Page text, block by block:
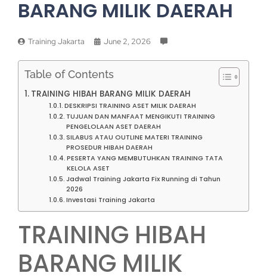
BARANG MILIK DAERAH
Training Jakarta June 2, 2026
Table of Contents
TRAINING HIBAH BARANG MILIK DAERAH
DESKRIPSI TRAINING ASET MILIK DAERAH
TUJUAN DAN MANFAAT MENGIKUTI TRAINING
PENGELOLAAN ASET DAERAH
SILABUS ATAU OUTLINE MATERI TRAINING
PROSEDUR HIBAH DAERAH
PESERTA YANG MEMBUTUHKAN TRAINING TATA
KELOLA ASET
Jadwal Training Jakarta Fix Running di Tahun
2026
Investasi Training Jakarta
TRAINING HIBAH
BARANG MILIK